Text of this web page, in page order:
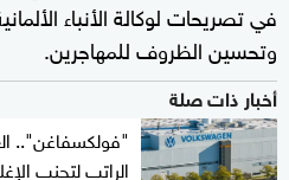
في تصريحات لوكالة الأنباء
وتحسين الظروف للمهاجرين.
أخبار ذات صلة
"فولكسفاغن"..
الراتب لتجنب